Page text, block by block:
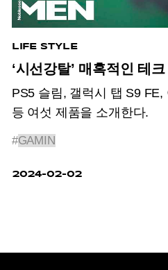
LIFE STYLE
‘시선강탈’ 매혹적인 테
PS5 슬림, 갤럭시 탭 S9
등 여섯 제품을 소개한다.
#GAMIN
2024-02-02